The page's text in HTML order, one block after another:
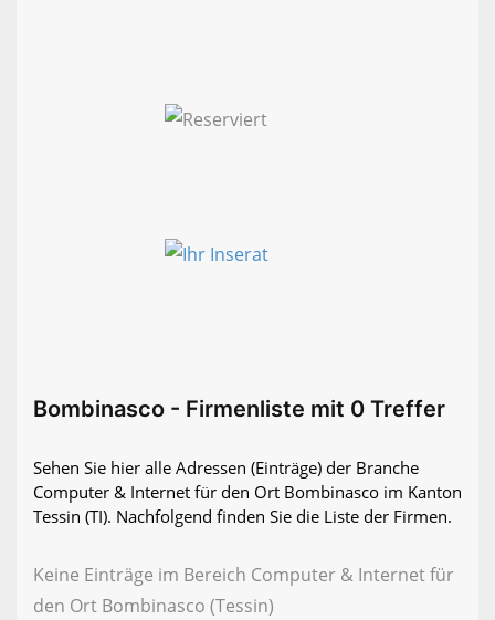
Bombinasco - Firmenliste mit 0 Treffer
Sehen Sie hier alle Adressen (Einträge) der Branche
Computer & Internet für den Ort Bombinasco im Kanton
Tessin (TI). Nachfolgend finden Sie die Liste der Firmen.
Keine Einträge im Bereich Computer & Internet für
den Ort Bombinasco (Tessin)